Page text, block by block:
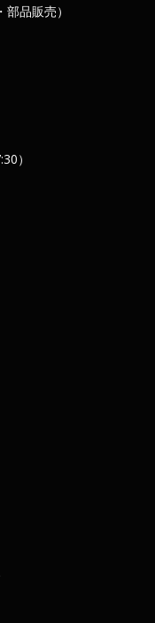
品販売）
）